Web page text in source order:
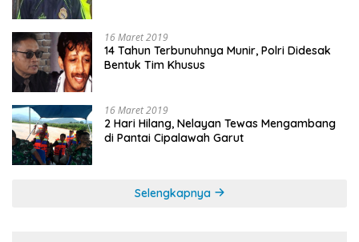
16 Maret 2019
14 Tahun Terbunuhnya Munir, Polri Didesak
Bentuk Tim Khusus
16 Maret 2019
2 Hari Hilang, Nelayan Tewas Mengambang
di Pantai Cipalawah Garut
Selengkapnya